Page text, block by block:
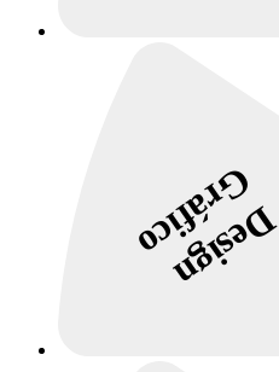
Design
Gráfico